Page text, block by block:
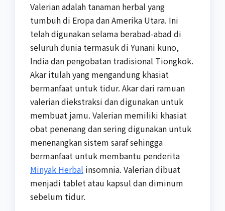
Valerian adalah tanaman herbal yang
tumbuh di Eropa dan Amerika Utara. Ini
telah digunakan selama berabad-abad di
seluruh dunia termasuk di Yunani kuno,
India dan pengobatan tradisional Tiongkok.
Akar itulah yang mengandung khasiat
bermanfaat untuk tidur. Akar dari ramuan
valerian diekstraksi dan digunakan untuk
membuat jamu. Valerian memiliki khasiat
obat penenang dan sering digunakan untuk
menenangkan sistem saraf sehingga
bermanfaat untuk membantu penderita
Minyak Herbal insomnia. Valerian dibuat
menjadi tablet atau kapsul dan diminum
sebelum tidur.